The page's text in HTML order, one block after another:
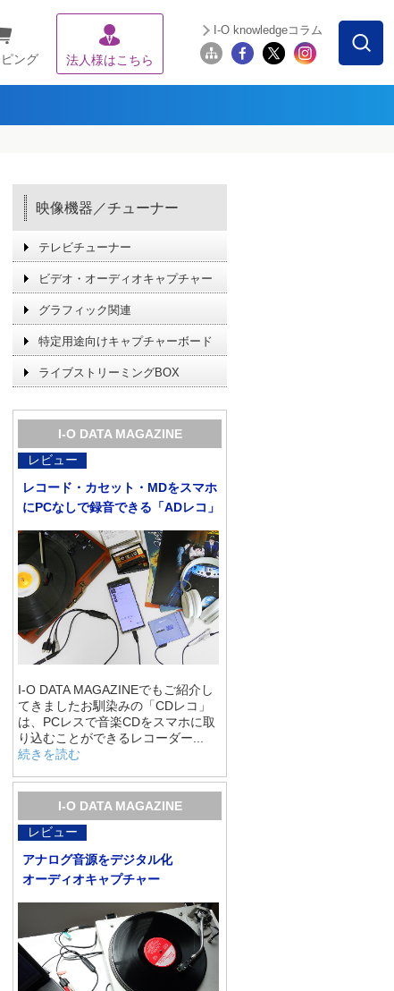
ング 法人様はこちら
I-O knowledgeコラム
映像機器／チューナー
テレビチューナー
ビデオ・オーディオキャプチャー
グラフィック関連
特定用途向けキャプチャーボード
ライブストリーミングBOX
I-O DATA MAGAZINE
レビュー
レコード・カセット・MDをスマホ
にPCなしで録音できる「ADレコ」
I-O DATA MAGAZINEでもご紹介し
てきましたお馴染みの「CDレコ」
は、PCレスで音楽CDをスマホに取
り込むことができるレコーダー...
続きを読む
I-O DATA MAGAZINE
レビュー
アナログ音源をデジタル化
オーディオキャプチャー